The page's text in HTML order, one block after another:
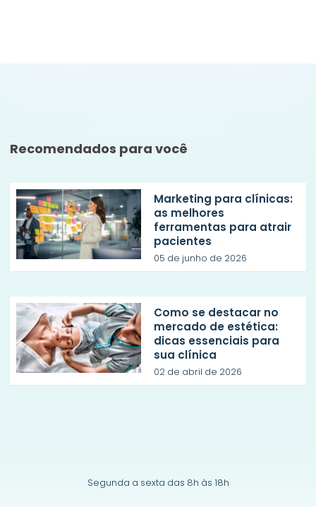
Recomendados para você
Marketing para clínicas:
as melhores
ferramentas para atrair
pacientes
05 de junho de 2026
Como se destacar no
mercado de estética:
dicas essenciais para
sua clínica
02 de abril de 2026
Segunda a sexta das 8h às 18h